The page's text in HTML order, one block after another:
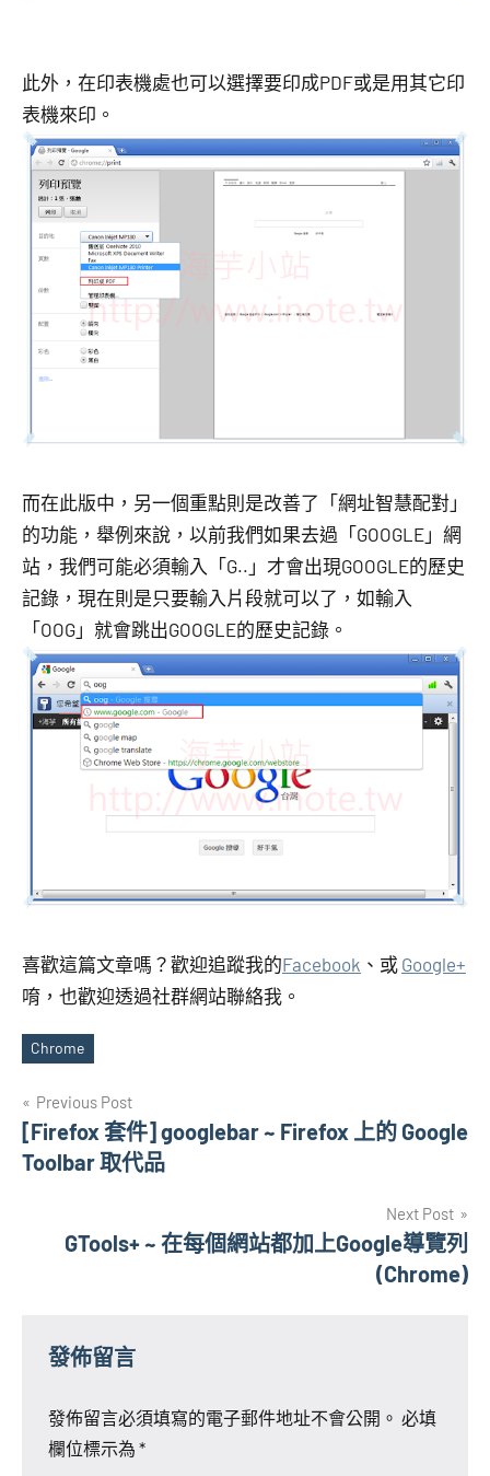
此外，在印表機處也可以選擇要印成PDF或是用其它印
表機來印。
而在此版中，另一個重點則是改善了「網址智慧配對」
的功能，舉例來說，以前我們如果去過「GOOGLE」網
站，我們可能必須輸入「G..」才會出現GOOGLE的歷史
記錄，現在則是只要輸入片段就可以了，如輸入
「OOG」就會跳出GOOGLE的歷史記錄。
喜歡這篇文章嗎？歡迎追蹤我的Facebook 、或 Google+
唷，也歡迎透過社群網站聯絡我。
Tags
Chrome
文
章
Previous Post
[Firefox 套件] googlebar ~ Firefox 上的 Google
Toolbar 取代品
Next Post
GTools+ ~ 在每個網站都加上Google導覽列
(Chrome)
發佈留言
發佈留言必須填寫的電子郵件地址不會公開。 必填
欄位標示為 *